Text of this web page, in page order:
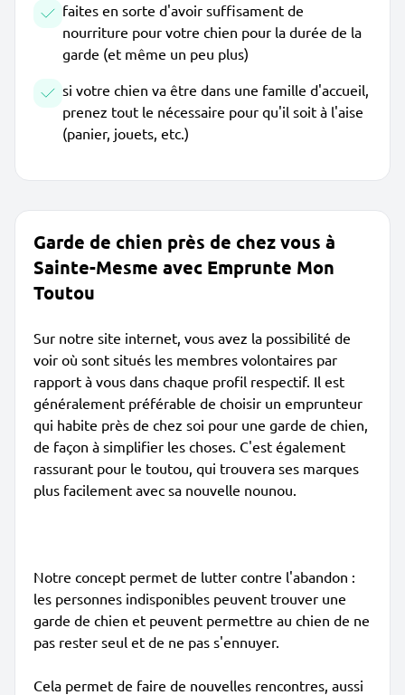
faites en sorte d'avoir suffisament de
nourriture pour votre chien pour la durée de la
garde (et même un peu plus)
si votre chien va être dans une famille d'accueil,
prenez tout le nécessaire pour qu'il soit à l'aise
(panier, jouets, etc.)
Garde de chien près de chez vous à
Sainte-Mesme avec Emprunte Mon
Toutou
Sur notre site internet, vous avez la possibilité de
voir où sont situés les membres volontaires par
rapport à vous dans chaque profil respectif. Il est
généralement préférable de choisir un emprunteur
qui habite près de chez soi pour une garde de chien,
de façon à simplifier les choses. C'est également
rassurant pour le toutou, qui trouvera ses marques
plus facilement avec sa nouvelle nounou.
Notre concept permet de lutter contre l'abandon :
les personnes indisponibles peuvent trouver une
garde de chien et peuvent permettre au chien de ne
pas rester seul et de ne pas s'ennuyer.
Cela permet de faire de nouvelles rencontres, aussi